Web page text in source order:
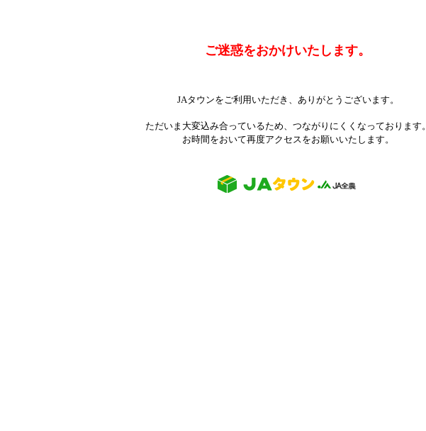
ご迷惑をおかけいたします。
JAタウンをご利用いただき、ありがとうございます。
ただいま大変込み合っているため、つながりにくくなっております。
お時間をおいて再度アクセスをお願いいたします。